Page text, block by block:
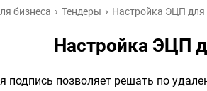
бизнеса Тендеры Настройка ЭЦП для
Настройка ЭЦП
подпись позволяет решать по